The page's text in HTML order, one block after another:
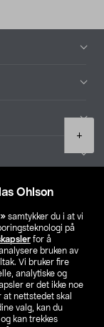
Ohlson
samtykker du i at vi
på
for å
bruken av
Vi bruker fire
analytiske og
er det ikke noe
at nettstedet skal
valg, kan du
kan trekkes
+